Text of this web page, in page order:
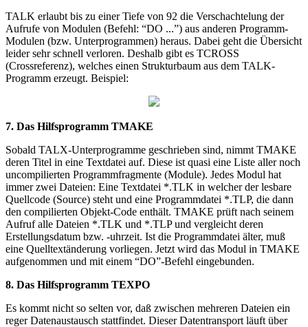
TALK erlaubt bis zu einer Tiefe von 92 die Verschachtelung der
Aufrufe von Modulen (Befehl: “DO ...”) aus anderen Programm-
Modulen (bzw. Unterprogrammen) heraus. Dabei geht die Übersicht
leider sehr schnell verloren. Deshalb gibt es TCROSS
(Crossreferenz), welches einen Strukturbaum aus dem TALK-
Programm erzeugt. Beispiel:
7. Das Hilfsprogramm TMAKE
Sobald TALX-Unterprogramme geschrieben sind, nimmt TMAKE
deren Titel in eine Textdatei auf. Diese ist quasi eine Liste aller noch
uncompilierten Programmfragmente (Module). Jedes Modul hat
immer zwei Dateien: Eine Textdatei *.TLK in welcher der lesbare
Quellcode (Source) steht und eine Programmdatei *.TLP, die dann
den compilierten Objekt-Code enthält. TMAKE prüft nach seinem
Aufruf alle Dateien *.TLK und *.TLP und vergleicht deren
Erstellungsdatum bzw. -uhrzeit. Ist die Programmdatei älter, muß
eine Quelltextänderung vorliegen. Jetzt wird das Modul in TMAKE
aufgenommen und mit einem “DO”-Befehl eingebunden.
8. Das Hilfsprogramm TEXPO
Es kommt nicht so selten vor, daß zwischen mehreren Dateien ein
reger Datenaustausch stattfindet. Dieser Datentransport läuft über